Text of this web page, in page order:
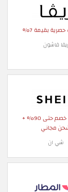
بقيمة 7%
ريفا فاشون
كوبونات خصم حتى 90% +
مجاني
شي ان